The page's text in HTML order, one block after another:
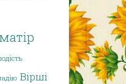
Вірші